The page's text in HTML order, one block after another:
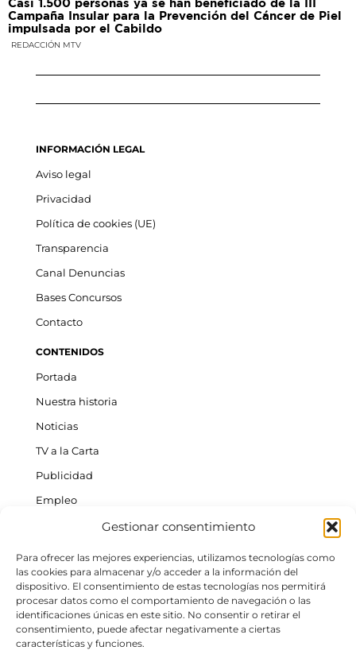
Gestionar consentimiento
Para ofrecer las mejores experiencias, utilizamos tecnologías como
las cookies para almacenar y/o acceder a la información del
dispositivo. El consentimiento de estas tecnologías nos permitirá
procesar datos como el comportamiento de navegación o las
identificaciones únicas en este sitio. No consentir o retirar el
consentimiento, puede afectar negativamente a ciertas
características y funciones.
Campaña Insular para la Prevención del Cáncer de Piel
impulsada por el Cabildo
REDACCIÓN MTV
INFORMACIÓN LEGAL
Aviso legal
Privacidad
Política de cookies (UE)
Transparencia
Canal Denuncias
Bases Concursos
Contacto
CONTENIDOS
Portada
Nuestra historia
Noticias
TV a la Carta
Publicidad
Empleo
ACTUALIDAD INSULAR
Tenerife
Gran Canaria
La Palma
Fuerteventura
La Gomera